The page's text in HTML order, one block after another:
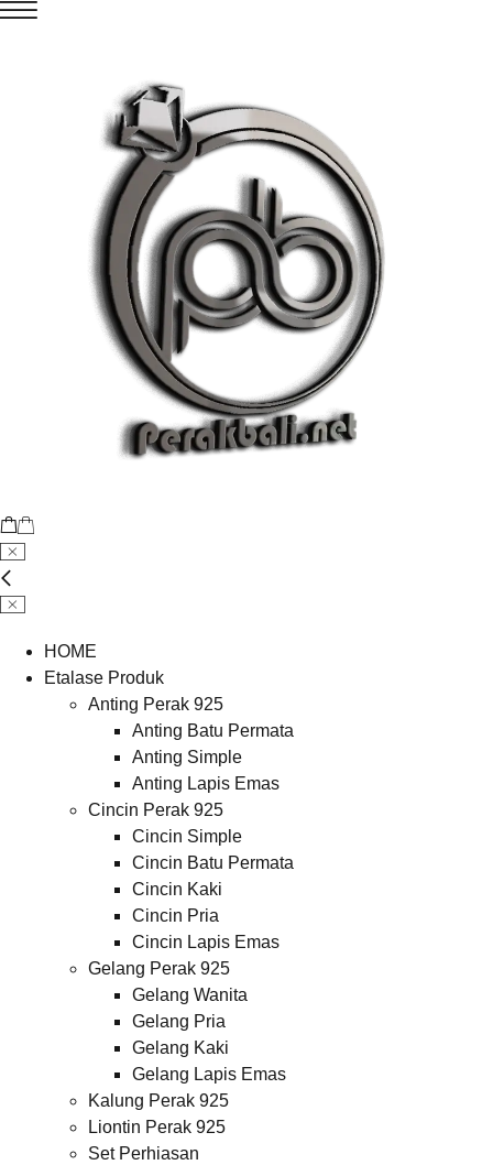
HOME
Etalase Produk
Anting Perak 925
Anting Batu Permata
Anting Simple
Anting Lapis Emas
Cincin Perak 925
Cincin Simple
Cincin Batu Permata
Cincin Kaki
Cincin Pria
Cincin Lapis Emas
Gelang Perak 925
Gelang Wanita
Gelang Pria
Gelang Kaki
Gelang Lapis Emas
Kalung Perak 925
Liontin Perak 925
Set Perhiasan